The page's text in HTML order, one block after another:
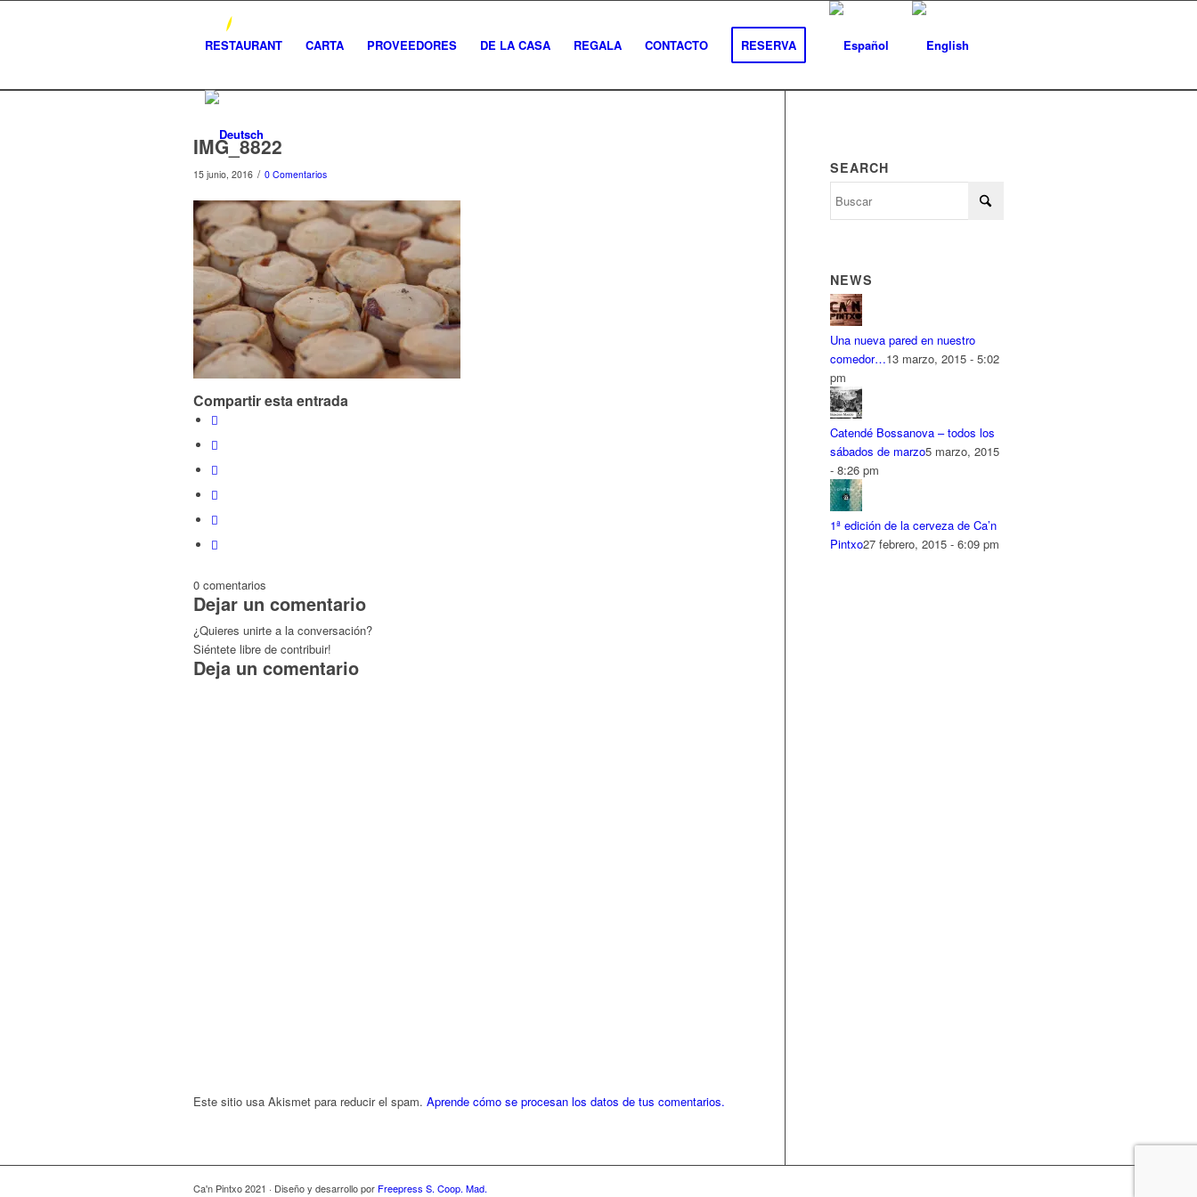
RESTAURANT CARTA PROVEEDORES DE LA CASA REGALA CONTACTO RESERVA
IMG_8822
15 junio, 2016 / 0 Comentarios
Compartir esta entrada
0 comentarios
Dejar un comentario
¿Quieres unirte a la conversación?
Siéntete libre de contribuir!
Deja un comentario
Este sitio usa Akismet para reducir el spam. Aprende cómo se procesan los datos de tus comentarios.
SEARCH
NEWS
Una nueva pared en nuestro
comedor…13 marzo, 2015 - 5:02
pm
Catendé Bossanova – todos los
sábados de marzo5 marzo, 2015
- 8:26 pm
1ª edición de la cerveza de Ca’n
Pintxo27 febrero, 2015 - 6:09 pm
Ca'n Pintxo 2021 · Diseño y desarrollo por Freepress S. Coop. Mad.